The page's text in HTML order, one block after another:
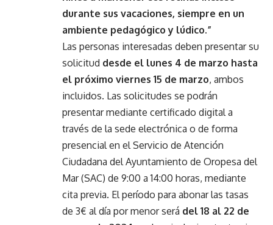
durante sus vacaciones, siempre en un
ambiente pedagógico y lúdico.”
Las personas interesadas deben presentar su
solicitud desde el lunes 4 de marzo hasta
el próximo viernes 15 de marzo, ambos
incluidos. Las solicitudes se podrán
presentar mediante certificado digital a
través de la sede electrónica o de forma
presencial en el Servicio de Atención
Ciudadana del Ayuntamiento de Oropesa del
Mar (SAC) de 9:00 a 14:00 horas, mediante
cita previa. El período para abonar las tasas
de 3€ al día por menor será del 18 al 22 de